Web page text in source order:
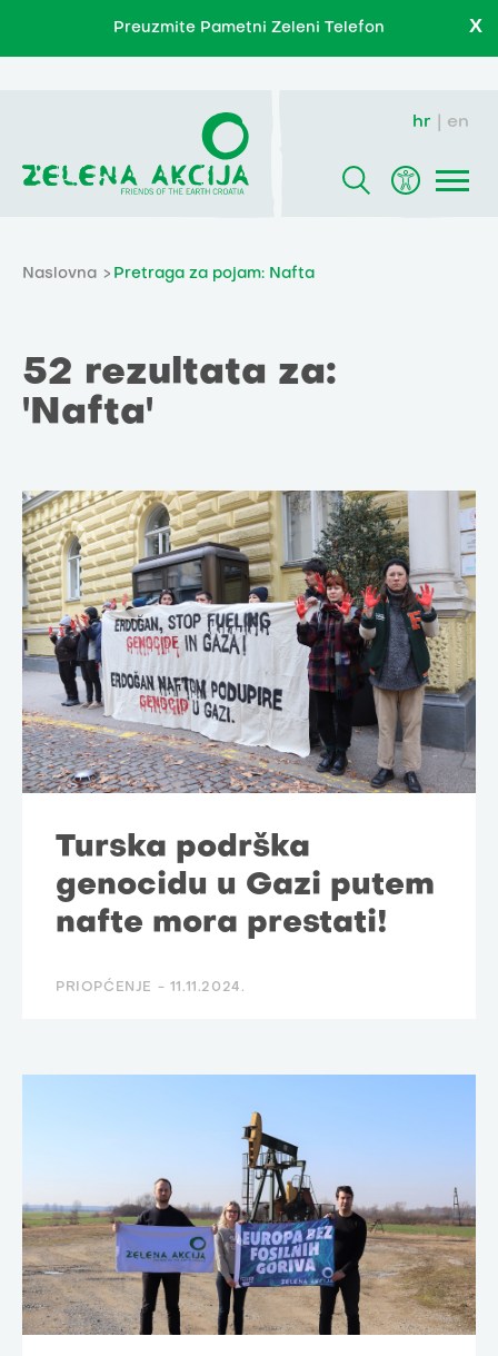
Preuzmite Pametni Zeleni Telefon X
hr en
Naslovna Pretraga za pojam: Nafta
52 rezultata za:
'Nafta'
Turska podrška
genocidu u Gazi putem
nafte mora prestati!
PRIOPĆENJE - 11.11.2024.